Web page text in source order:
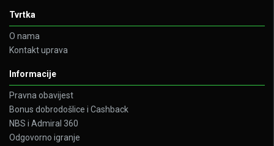
Tvrtka
O nama
Kontakt uprava
Informacije
Pravna obavijest
Bonus dobrodošlice i Cashback
NBS i Admiral 360
Odgovorno igranje